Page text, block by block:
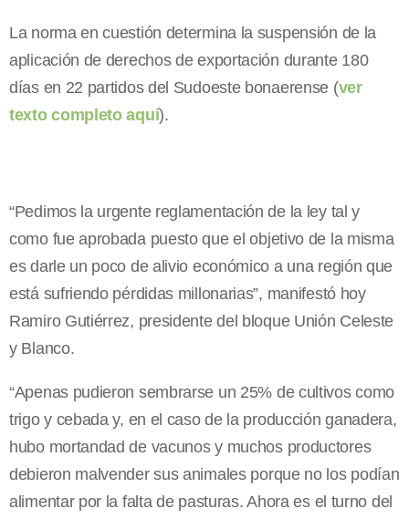
La norma en cuestión determina la suspensión de la
aplicación de derechos de exportación durante 180
días en 22 partidos del Sudoeste bonaerense (ver
texto completo aquí).
“Pedimos la urgente reglamentación de la ley tal y
como fue aprobada puesto que el objetivo de la misma
es darle un poco de alivio económico a una región que
está sufriendo pérdidas millonarias”, manifestó hoy
Ramiro Gutiérrez, presidente del bloque Unión Celeste
y Blanco.
“Apenas pudieron sembrarse un 25% de cultivos como
trigo y cebada y, en el caso de la producción ganadera,
hubo mortandad de vacunos y muchos productores
debieron malvender sus animales porque no los podían
alimentar por la falta de pasturas. Ahora es el turno del